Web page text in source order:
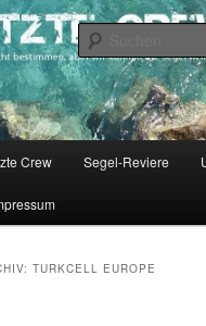
CREW
wir nicht bestimmen, aber
Crew Segel-Reviere
TURKCELL EUROPE